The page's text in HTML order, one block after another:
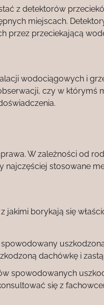
z detektorów
miejscach.
przez przeciekającą
wodociągowych i
czy w którymś
W zależności od
najczęściej stosowane
borykają się
spowodowany
dachówkę i
spowodowanych
się z